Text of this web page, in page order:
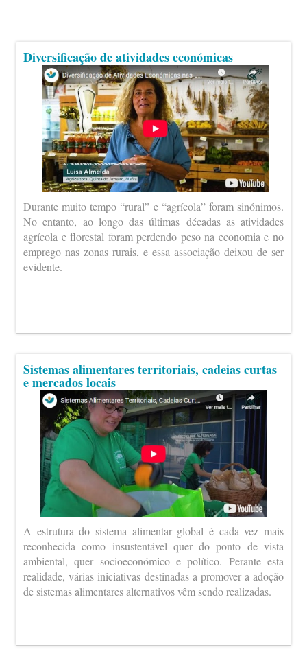
Diversificação de atividades económicas
Durante muito tempo “rural” e “agrícola” foram sinónimos.
No entanto, ao longo das últimas décadas as atividades
agrícola e florestal foram perdendo peso na economia e no
emprego nas zonas rurais, e essa associação deixou de ser
evidente.
Sistemas alimentares territoriais, cadeias curtas
e mercados locais
A estrutura do sistema alimentar global é cada vez mais
reconhecida como insustentável quer do ponto de vista
ambiental, quer socioeconómico e político. Perante esta
realidade, várias iniciativas destinadas a promover a adoção
de sistemas alimentares alternativos vêm sendo realizadas.